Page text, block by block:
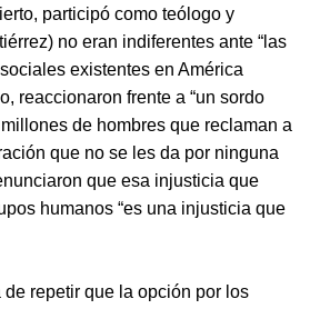
participó como teólogo y
no eran indiferentes ante “las
existentes en América
reaccionaron frente a “un sordo
de hombres que reclaman a
que no se les da por ninguna
que esa injusticia que
humanos “es una injusticia que
repetir que la opción por los